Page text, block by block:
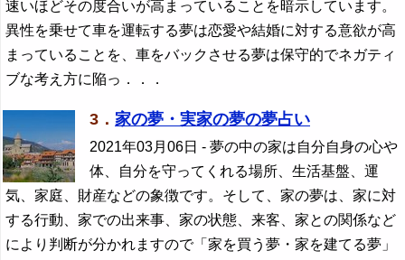
速いほどその度合いが高まっていることを暗示しています。
異性を乗せて車を運転する夢は恋愛や結婚に対する意欲が高
まっていることを、車をバックさせる夢は保守的でネガティ
ブな考え方に陥っ．．．
3． 家の夢・実家の夢の夢占い
2021年03月06日 - 夢の中の家は自分自身の心や
体、自分を守ってくれる場所、生活基盤、運
気、家庭、財産などの象徴です。そして、家の夢は、家に対
する行動、家での出来事、家の状態、来客、家との関係など
により判断が分かれますので「家を買う夢・家を建てる夢」